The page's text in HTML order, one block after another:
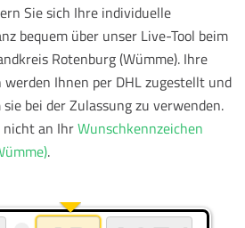
Sie sich Ihre individuelle
bequem über unser Live-Tool beim
Rotenburg (Wümme). Ihre
werden Ihnen per DHL zugestellt und
bei der Zulassung zu verwenden.
nicht an IhrWunschkennzeichen
.